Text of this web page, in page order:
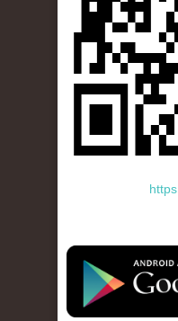
standard-icon-